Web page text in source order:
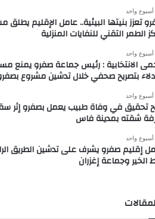
أسبوع واحد
تعزز بنيتها البيئية.. عامل الإقليم يطلق
الطمر التقني للنفايات المنزلية
أسبوع واحد
الانتخابية : رئيس جماعة صفرو يمنع
بتصريح صحفي خلال تدشين مشروع
أسبوع واحد
تحقيق في وفاة طبيب يعمل بصفرو إثر
شقته بمدينة فاس
أسبوع واحد
إقليم صفرو يشرف على تدشين الطريق
الخير وجماعة إغزران